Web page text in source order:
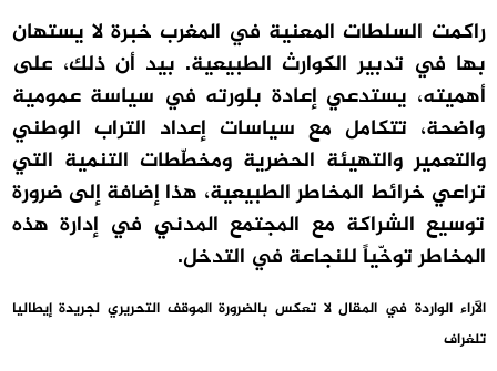
راكمت السلطات المعنية في المغرب خبرة لا يستهان
بها في تدبير الكوارث الطبيعية. بيد أن ذلك، على
أهميته، يستدعي إعادة بلورته في سياسة عمومية
واضحة، تتكامل مع سياسات إعداد التراب الوطني
والتعمير والتهيئة الحضرية ومخطّطات التنمية التي
تراعي خرائط المخاطر الطبيعية، هذا إضافة إلى ضرورة
توسيع الشراكة مع المجتمع المدني في إدارة هذه
المخاطر توخّياً للنجاعة في التدخل.
الآراء الواردة في المقال لا تعكس بالضرورة الموقف التحريري لجريدة إيطاليا
تلغراف